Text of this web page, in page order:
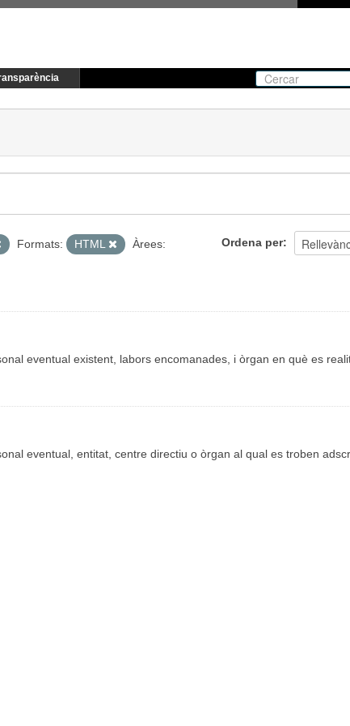
Ordena per
Formats: HTML
Àrees:
eventual existent, labors encomanades, i òrgan en què es
eventual, entitat, centre directiu o òrgan al qual es troben